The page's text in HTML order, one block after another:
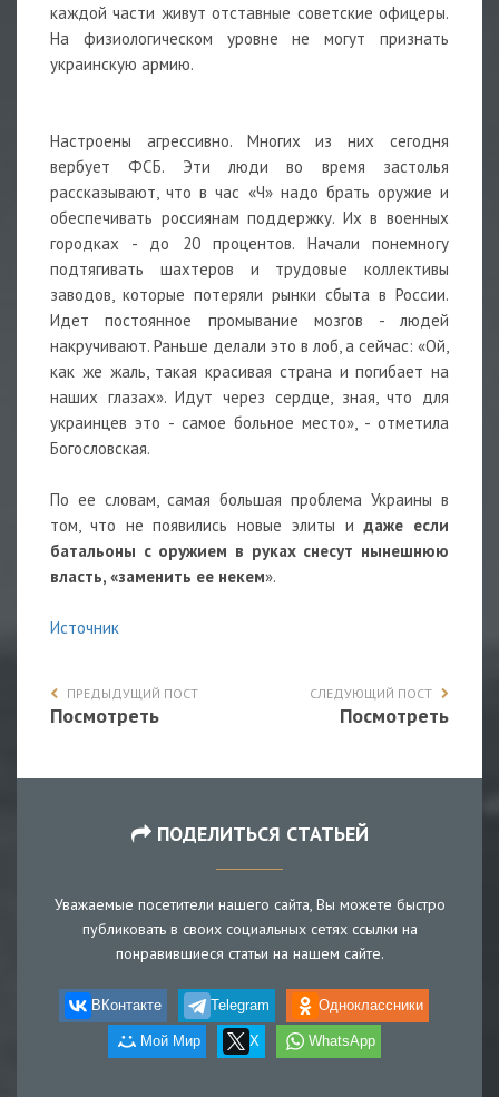
каждой части живут отставные советские офицеры.
На физиологическом уровне не могут признать
украинскую армию.
Настроены агрессивно. Многих из них сегодня
вербует ФСБ. Эти люди во время застолья
рассказывают, что в час «Ч» надо брать оружие и
обеспечивать россиянам поддержку. Их в военных
городках - до 20 процентов. Начали понемногу
подтягивать шахтеров и трудовые коллективы
заводов, которые потеряли рынки сбыта в России.
Идет постоянное промывание мозгов - людей
накручивают. Раньше делали это в лоб, а сейчас: «Ой,
как же жаль, такая красивая страна и погибает на
наших глазах». Идут через сердце, зная, что для
украинцев это - самое больное место», - отметила
Богословская.
По ее словам, самая большая проблема Украины в
том, что не появились новые элиты идаже если
батальоны с оружием в руках снесут нынешнюю
власть, «заменить ее некем».
Источник
ПРЕДЫДУЩИЙ ПОСТ
Посмотреть
СЛЕДУЮЩИЙ ПОСТ
Посмотреть
ПОДЕЛИТЬСЯ СТАТЬЕЙ
Уважаемые посетители нашего сайта, Вы можете быстро
публиковать в своих социальных сетях ссылки на
понравившиеся статьи на нашем сайте.
ВКонтакте Telegram Одноклассники
Мой Мир X WhatsApp